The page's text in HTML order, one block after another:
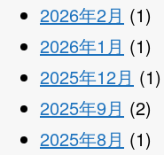
2026年2月 (1)
2026年1月 (1)
2025年12月 (1)
2025年9月 (2)
2025年8月 (1)